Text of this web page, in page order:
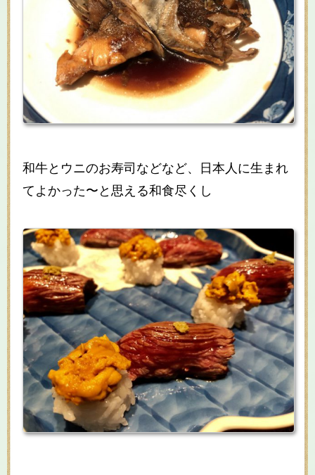
和牛とウニのお寿司などなど、日本人に生まれ
てよかった〜と思える和食尽くし